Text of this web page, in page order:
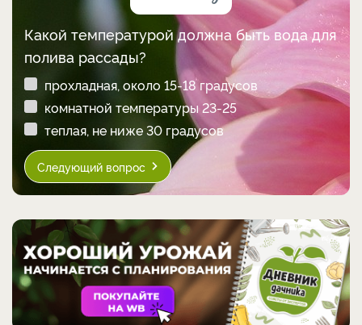
Какой температурой должна быть вода для
полива рассады?
прохладная, около 15-18 градусов
комнатной температуры 23-25
теплая, не ниже 30 градусов
Следующий вопрос